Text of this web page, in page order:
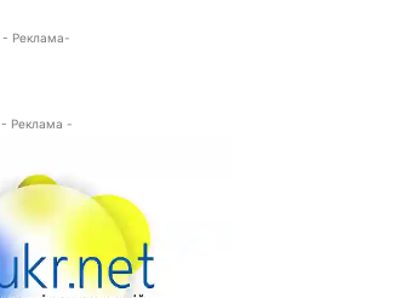
- Реклама-
- Реклама -